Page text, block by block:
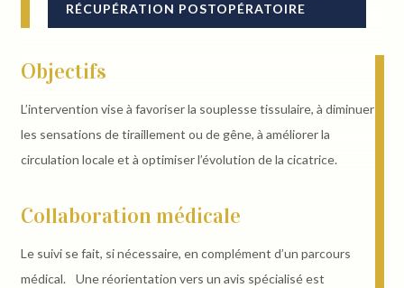
RÉCUPÉRATION POSTOPÉRATOIRE
Objectifs
L’intervention vise à favoriser la souplesse tissulaire, à diminuer
les sensations de tiraillement ou de gêne, à améliorer la
circulation locale et à optimiser l’évolution de la cicatrice.
Collaboration médicale
Le suivi se fait, si nécessaire, en complément d’un parcours
médical. Une réorientation vers un avis spécialisé est